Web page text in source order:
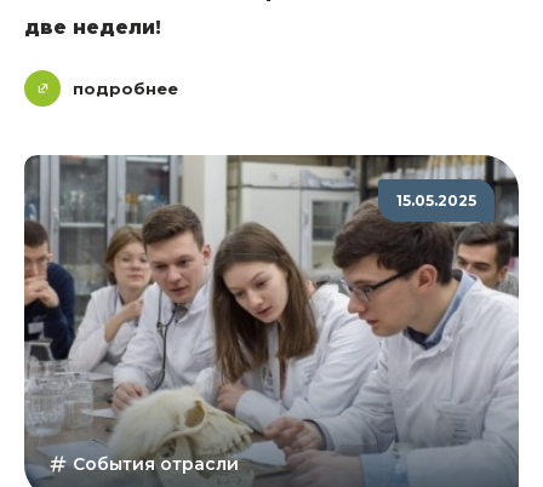
две недели!
подробнее
15.05.2025
События отрасли